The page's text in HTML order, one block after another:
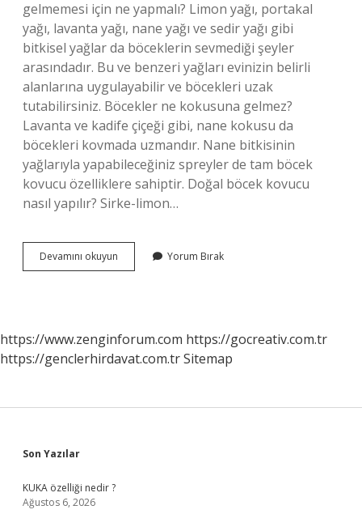
gelmemesi için ne yapmalı? Limon yağı, portakal
yağı, lavanta yağı, nane yağı ve sedir yağı gibi
bitkisel yağlar da böceklerin sevmediği şeyler
arasındadır. Bu ve benzeri yağları evinizin belirli
alanlarına uygulayabilir ve böcekleri uzak
tutabilirsiniz. Böcekler ne kokusuna gelmez?
Lavanta ve kadife çiçeği gibi, nane kokusu da
böcekleri kovmada uzmandır. Nane bitkisinin
yağlarıyla yapabileceğiniz spreyler de tam böcek
kovucu özelliklere sahiptir. Doğal böcek kovucu
nasıl yapılır? Sirke-limon…
Devamını okuyun Böcekleri
Kovmak
Yorum Bırak
https://www.zenginforum.com https://gocreativ.com.tr
https://genclerhirdavat.com.trSitemap
Sidebar
Son Yazılar
KUKA özelliği nedir ?
Ağustos 6, 2026